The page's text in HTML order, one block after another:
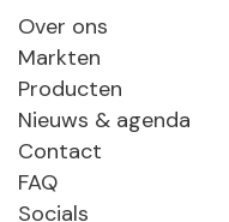
Over ons
Markten
Producten
Nieuws & agenda
Contact
FAQ
Socials